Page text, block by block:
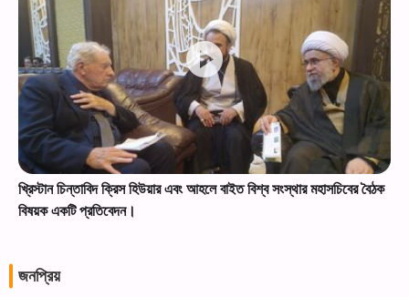
খ্রিস্টান চিন্তাবিদ ক্রিস হিউয়ার এবং আহলে বাইত বিশ্ব সংস্থার মহাসচিবের বৈঠক
বিষয়ক একটি প্রতিবেদন।
জনপ্রিয়